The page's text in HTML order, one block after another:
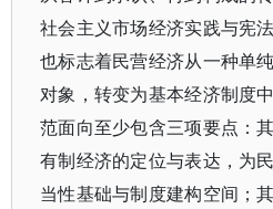
社会主义市场经济实践与宪
也标志着民营经济从一种单
对象，转变为基本经济制度
范面向至少包含三项要点：
有制经济的定位与表达，为
当性基础与制度建构空间；